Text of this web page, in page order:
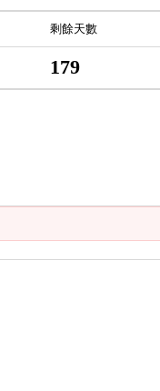
剩餘天數
179